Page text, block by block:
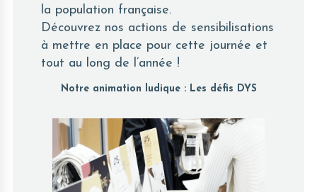
la population française.
Découvrez nos actions de sensibilisations
à mettre en place pour cette journée et
tout au long de l’année !
Notre animation ludique : Les défis DYS